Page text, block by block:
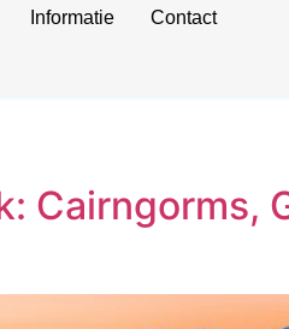
Informatie Contact
Cairngorms,